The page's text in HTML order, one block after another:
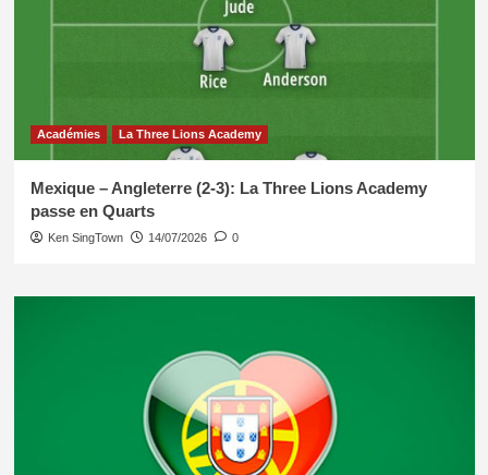
Académies La Three Lions Academy
Mexique – Angleterre (2-3): La Three Lions Academy
passe en Quarts
Ken SingTown 14/07/2026 0